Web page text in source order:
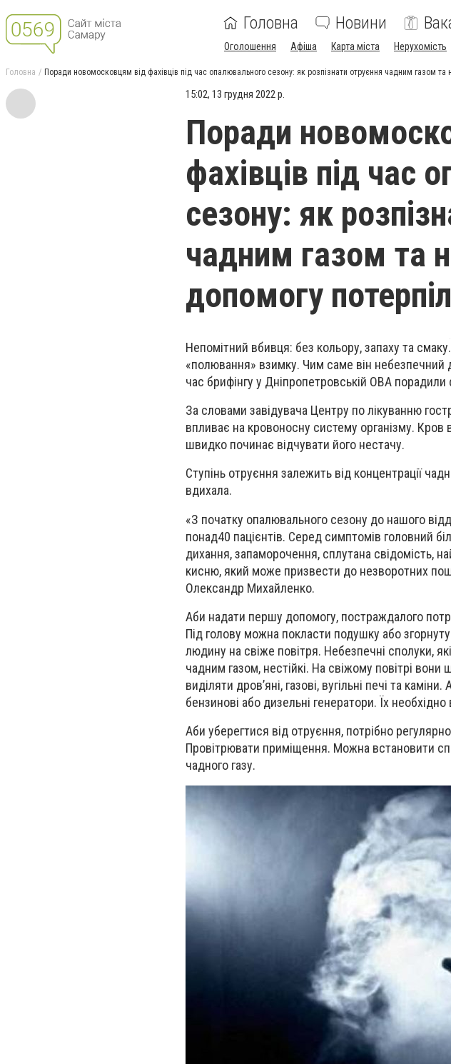
Головна Новини
Оголошення Афіша Карта міста Нерухомість
Головна Поради новомосковцям від фахівців під час опалювального сезону: як розпізнати отруєння чадним газом
15:02, 13 грудня 2022 р.
Поради
фахівців під час
сезону: як
чадним газом та
допомогу
Непомітний вбивця: без кольору, запаху та
«полювання» взимку. Чим саме він небезпечний
час брифінгу у Дніпропетровській ОВА порадили
За словами завідувача Центру по лікуванню
впливає на кровоносну систему організму. Кров
швидко починає відчувати його нестачу.
Ступінь отруєння залежить від концентрації
вдихала.
«З початку опалювального сезону до нашого
понад40 пацієнтів. Серед симптомів головний
дихання, запаморочення, сплутана свідомість,
кисню, який може призвести до незворотних
Олександр Михайленко.
Аби надати першу допомогу, постраждалого
Під голову можна покласти подушку або
людину на свіже повітря. Небезпечні сполуки,
чадним газом, нестійкі. На свіжому повітрі
виділяти дров’яні, газові, вугільні печі та
бензинові або дизельні генератори. Їх
Аби уберегтися від отруєння, потрібно
Провітрювати приміщення. Можна встановити
чадного газу.